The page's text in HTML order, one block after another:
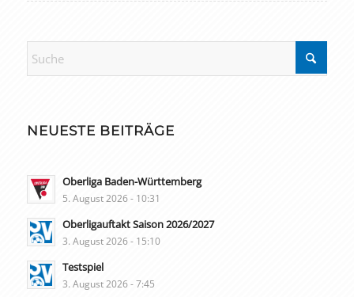
NEUESTE BEITRÄGE
Oberliga Baden-Württemberg
5. August 2026 - 10:31
Oberligauftakt Saison 2026/2027
3. August 2026 - 15:10
Testspiel
3. August 2026 - 7:45